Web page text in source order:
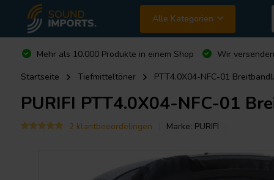
Alle Kategorien
Mehr als 10.000 Produkte in einem Shop Wir
Startseite
Tiefmitteltöner PTT4.0X04-NFC-01
PURIFI PTT4.0X04-NFC-01
2 klantbeoordelingen Marke: PURIFI